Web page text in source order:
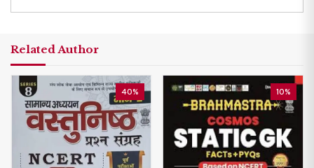
Related Author
40% 10%